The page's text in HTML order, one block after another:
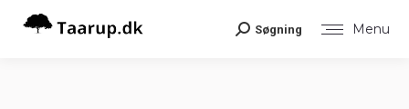
Menu
Search:
Søgning